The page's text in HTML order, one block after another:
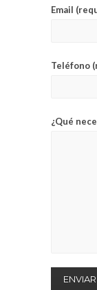
Email
Teléfono
¿Qué